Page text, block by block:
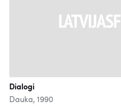
Dialogi
Dauka, 1990